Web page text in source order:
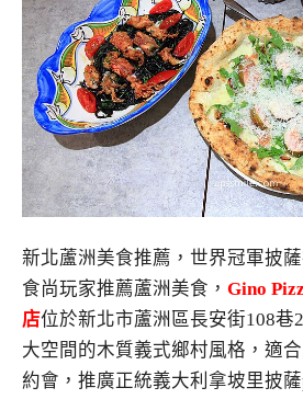
新北蘆洲美食推薦，世界冠軍披
食尚玩家推薦蘆洲美食， Gino
店位於新北市蘆洲區長安街108巷
大空間的木質義式鄉村風格，適
約會，推廣正統義大利拿坡里披